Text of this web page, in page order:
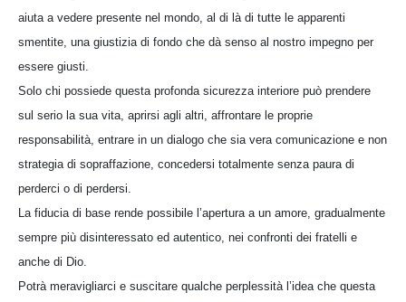
aiuta a vedere presente nel mondo, al di là di tutte le apparenti
smentite, una giustizia di fondo che dà senso al nostro impegno per
essere giusti.
Solo chi possiede questa profonda sicurezza interiore può prendere
sul serio la sua vita, aprirsi agli altri, affrontare le proprie
responsabilità, entrare in un dialogo che sia vera comunicazione e non
strategia di sopraffazione, concedersi totalmente senza paura di
perderci o di perdersi.
La fiducia di base rende possibile l’apertura a un amore, gradualmente
sempre più disinteressato ed autentico, nei confronti dei fratelli e
anche di Dio.
Potrà meravigliarci e suscitare qualche perplessità l’idea che questa